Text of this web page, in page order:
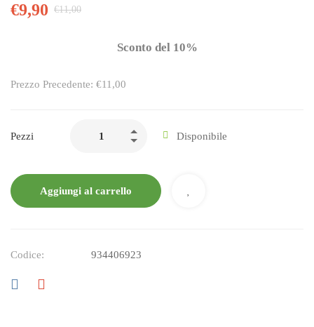
€9,90 €11,00
Sconto del 10%
Prezzo Precedente: €11,00
Pezzi Disponibile
Aggiungi al carrello
Codice: 934406923